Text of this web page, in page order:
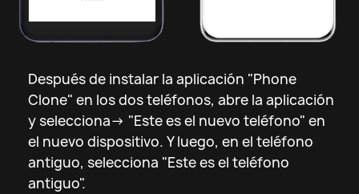
Después de instalar la aplicación "Phone
Clone" en los dos teléfonos, abre la aplicación
y selecciona-> "Este es el nuevo teléfono" en
el nuevo dispositivo. Y luego, en el teléfono
antiguo, selecciona "Este es el teléfono
antiguo".
Abre la aplicación "Phone Clone" y
selecciona los teléfonos antiguo y